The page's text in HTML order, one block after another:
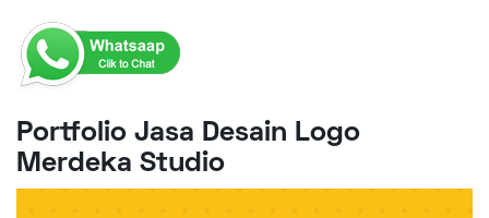
Portfolio Jasa Desain Logo
Merdeka Studio